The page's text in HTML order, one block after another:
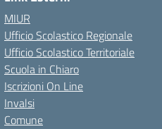
MIUR
Ufficio Scolastico Regionale
Ufficio Scolastico Territoriale
Scuola in Chiaro
Iscrizioni On Line
Invalsi
Comune